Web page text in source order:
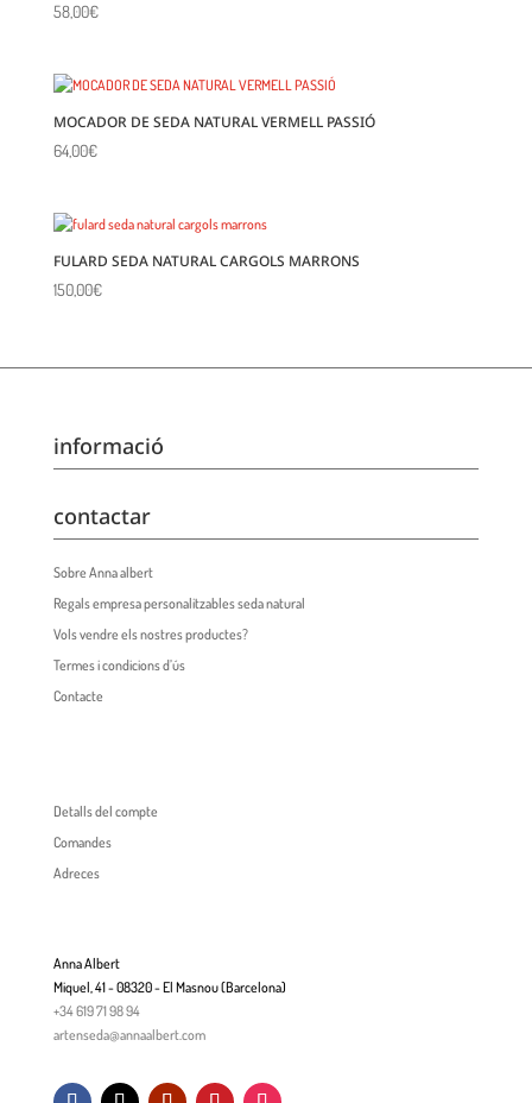
58,00€
MOCADOR DE SEDA NATURAL VERMELL PASSIÓ
64,00€
FULARD SEDA NATURAL CARGOLS MARRONS
150,00€
informació
contactar
Sobre Anna albert
Regals empresa personalitzables seda natural
Vols vendre els nostres productes?
Termes i condicions d’ús
Contacte
Detalls del compte
Comandes
Adreces
Anna Albert
Miquel, 41 - 08320 - El Masnou (Barcelona)
+34 619 71 98 94
artenseda@annaalbert.com